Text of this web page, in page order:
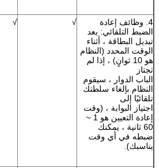
4. وظائف إعادة
الضبط التلقائي: بعد
تبديل البطاقة ، أثناء
الوقت المحدد (النظام
هو 10 ثوانٍ) ، إذا لم
تجتاز
الباب الدوار ، سيقوم
النظام بإلغاء سلطتك
تلقائيًا إلى
اجتياز البوابة ، (وقت
إعادة التعيين هو 1 ~
60 ثانية ، يمكنك
ضبطه في أي وقت
يناسبك).
√
√